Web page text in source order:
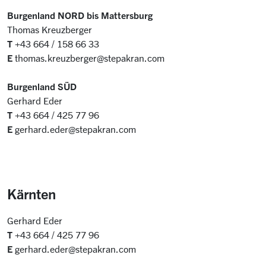
Burgenland NORD bis Mattersburg
Thomas Kreuzberger
T +43 664 / 158 66 33
E thomas.kreuzberger@stepakran.com
Burgenland SÜD
Gerhard Eder
T +43 664 / 425 77 96
E gerhard.eder@stepakran.com
Kärnten
Gerhard Eder
T +43 664 / 425 77 96
E gerhard.eder@stepakran.com